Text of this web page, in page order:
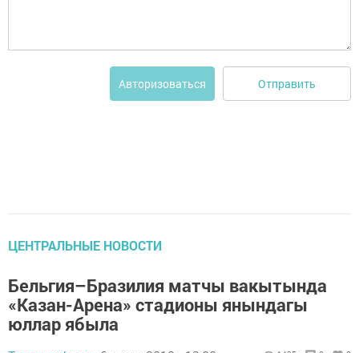
Авторизоваться Отправить
ЦЕНТРАЛЬНЫЕ НОВОСТИ
Бельгия–Бразилия матчы вакытында
«Казан-Арена» стадионы янындагы
юллар ябыла